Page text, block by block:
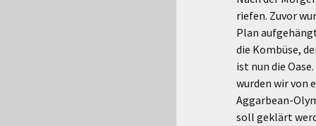
riefen. Zuvor
Plan
die Kombüse,
ist nun die
wurden wir von
Aggarbean-
soll geklärt